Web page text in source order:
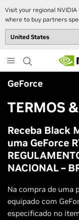
Visit your regional
where to buy partners
to
main
content
GeForce
TERMOS
Receba Black
uma GeForce
NACIONAL –
Na compra de uma
equipado com
especificado no